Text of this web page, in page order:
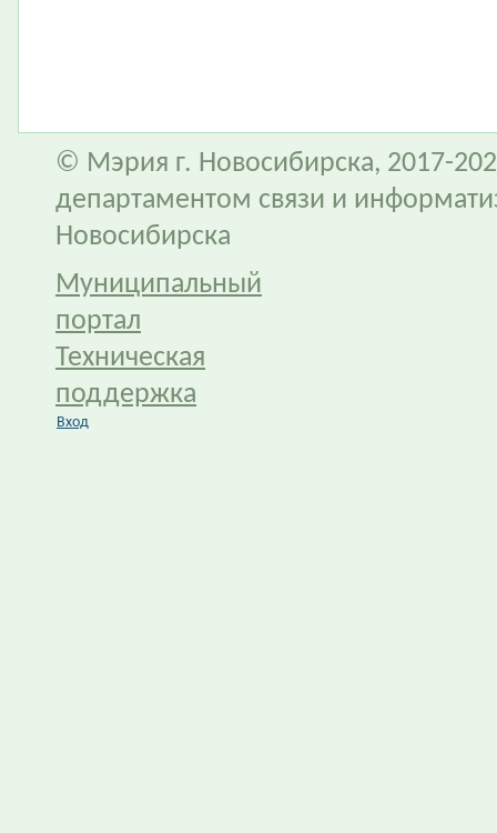
© Мэрия г. Новосибирска, 2017-
департаментом связи и
Новосибирска
Муниципальный
портал
Техническая
поддержка
Вход